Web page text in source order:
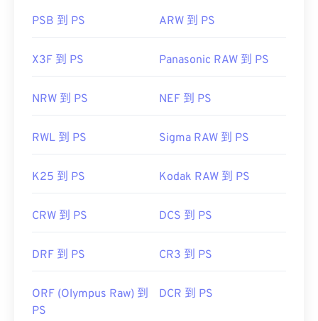
PSB 到 PS ARW 到 PS
X3F 到 PS Panasonic RAW 到 PS
NRW 到 PS NEF 到 PS
RWL 到 PS Sigma RAW 到 PS
K25 到 PS Kodak RAW 到 PS
CRW 到 PS DCS 到 PS
DRF 到 PS CR3 到 PS
ORF (Olympus Raw) 到
PS
DCR 到 PS